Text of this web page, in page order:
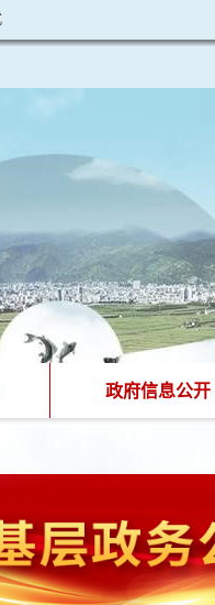
政府信息公开